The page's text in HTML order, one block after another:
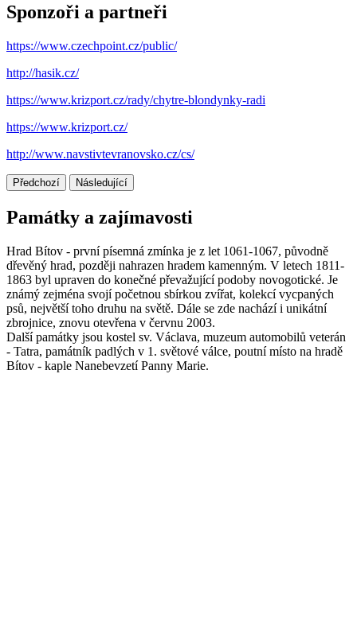
Sponzoři a partneři
https://www.czechpoint.cz/public/
http://hasik.cz/
https://www.krizport.cz/rady/chytre-blondynky-radi
https://www.krizport.cz/
http://www.navstivtevranovsko.cz/cs/
Předchozí Následující
Památky a zajímavosti
Hrad Bítov - první písemná zmínka je z let 1061-1067, původně
dřevěný hrad, později nahrazen hradem kamenným. V letech 1811-
1863 byl upraven do konečné převažující podoby novogotické. Je
známý zejména svojí početnou sbírkou zvířat, kolekcí vycpaných
psů, největší toho druhu na světě. Dále se zde nachází i unikátní
zbrojnice, znovu otevřena v červnu 2003.
Další památky jsou kostel sv. Václava, muzeum automobilů veterán
- Tatra, památník padlých v 1. světové válce, poutní místo na hradě
Bítov - kaple Nanebevzetí Panny Marie.